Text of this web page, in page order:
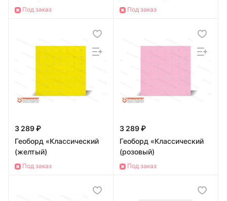
Под заказ Под заказ
3 289 ₽
Геоборд «Классический
(желтый)
Под заказ
3 289 ₽
Геоборд «Классический
(розовый)
Под заказ